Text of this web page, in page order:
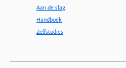
Aan de slag
Handboek
Zelfstudies